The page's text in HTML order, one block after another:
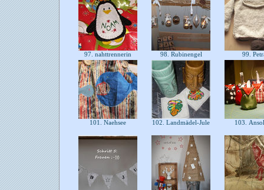
97. nahttrennerin 98. Rubinengel 99.
101. Naehsee 102. Landmädel-Jule 103.